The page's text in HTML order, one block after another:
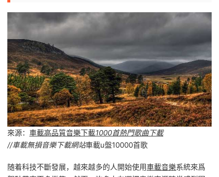
來源： 車載高品質音樂下載1000首熱門歌曲下載
//車載無損音樂下載網站車載u盤10000首歌
随着科技不斷發展，越來越多的人開始使用車載音樂系統來爲